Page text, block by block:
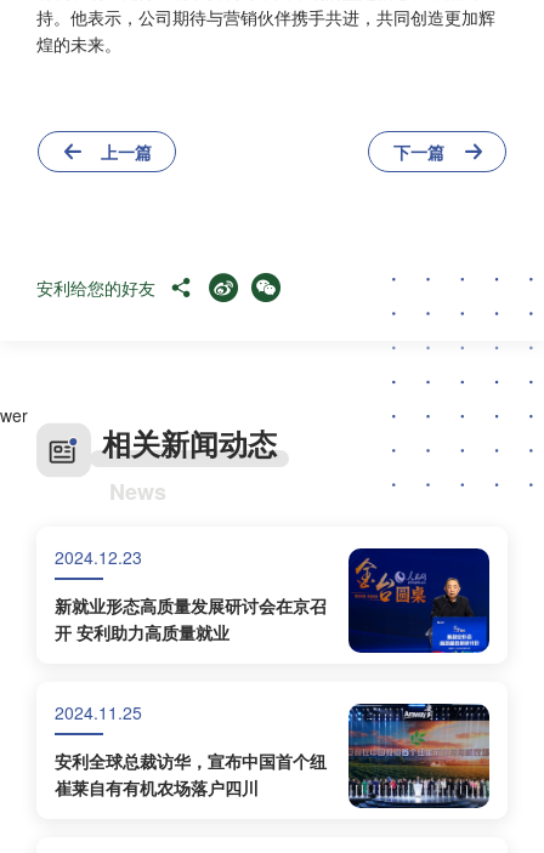
持。他表示，公司期待与营销伙伴携手共进，共同创造更加辉
煌的未来。
上一篇 下一篇
安利给您的好友
wer
相关新闻动态
News
2024.12.23
新就业形态高质量发展研讨会在京召
开 安利助力高质量就业
2024.11.25
安利全球总裁访华，宣布中国首个纽
崔莱自有有机农场落户四川